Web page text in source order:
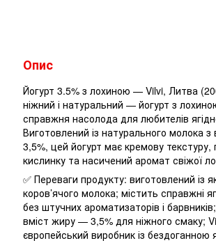
Опис
Йогурт 3.5% з лохиною — Vilvi, Литва
ніжний і натуральний — йогурт з
справжня насолода для любителів
Виготовлений із натурального молока
3,5%, цей йогурт має кремову текстуру,
кислинку та насичений аромат свіжої
✅ Переваги продукту: виготовлений із
коров’ячого молока; містить справжні
без штучних ароматизаторів і
вміст жиру — 3,5% для ніжного смаку;
європейський виробник із бездоганною